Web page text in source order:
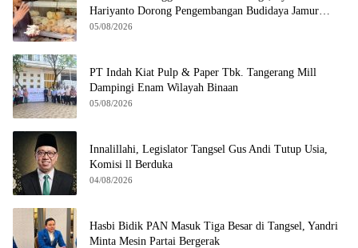
Hariyanto Dorong Pengembangan Budidaya Jamur
Crispy di Serpong
05/08/2026
PT Indah Kiat Pulp & Paper Tbk. Tangerang Mill
Dampingi Enam Wilayah Binaan
05/08/2026
Innalillahi, Legislator Tangsel Gus Andi Tutup Usia,
Komisi ll Berduka
04/08/2026
Hasbi Bidik PAN Masuk Tiga Besar di Tangsel, Yandri
Minta Mesin Partai Bergerak